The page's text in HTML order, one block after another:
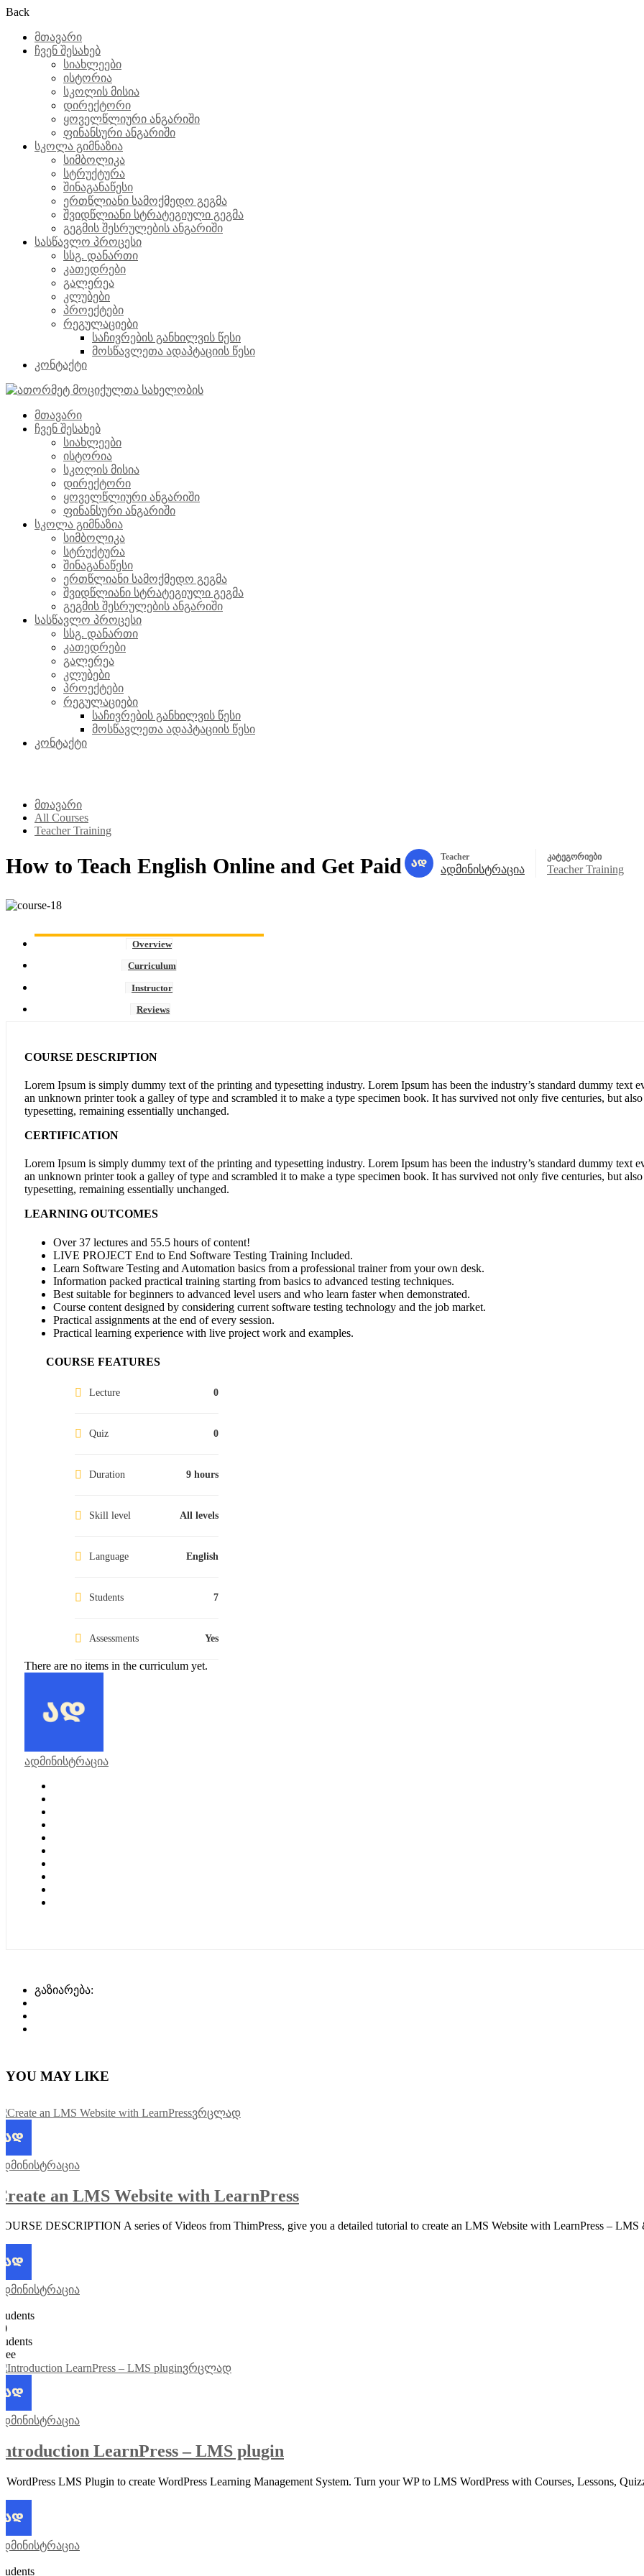
Back
მთავარი
ჩვენ შესახებ
სიახლეები
ისტორია
სკოლის მისია
დირექტორი
ყოველწლიური ანგარიში
ფინანსური ანგარიში
სკოლა გიმნაზია
სიმბოლიკა
სტრუქტურა
შინაგანაწესი
ერთწლიანი სამოქმედო გეგმა
შვიდწლიანი სტრატეგიული გეგმა
გეგმის შესრულების ანგარიში
სასწავლო პროცესი
სსგ. დანართი
კათედრები
გალერეა
კლუბები
პროექტები
რეგულაციები
საჩივრების განხილვის წესი
მოსწავლეთა ადაპტაციის წესი
კონტაქტი
მთავარი
ჩვენ შესახებ
სიახლეები
ისტორია
სკოლის მისია
დირექტორი
ყოველწლიური ანგარიში
ფინანსური ანგარიში
სკოლა გიმნაზია
სიმბოლიკა
სტრუქტურა
შინაგანაწესი
ერთწლიანი სამოქმედო გეგმა
შვიდწლიანი სტრატეგიული გეგმა
გეგმის შესრულების ანგარიში
სასწავლო პროცესი
სსგ. დანართი
კათედრები
გალერეა
კლუბები
პროექტები
რეგულაციები
საჩივრების განხილვის წესი
მოსწავლეთა ადაპტაციის წესი
კონტაქტი
მთავარი
All Courses
Teacher Training
How to Teach English Online and Get Paid Teacher
ადმინისტრაცია
კატეგორიები
Teacher Training
Overview
Curriculum
Instructor
Reviews
COURSE DESCRIPTION
Lorem Ipsum is simply dummy text of the printing and typesetting industry. Lorem Ipsum has been the industry’s standard dummy text
an unknown printer took a galley of type and scrambled it to make a type specimen book. It has survived not only five centuries, but
typesetting, remaining essentially unchanged.
CERTIFICATION
Lorem Ipsum is simply dummy text of the printing and typesetting industry. Lorem Ipsum has been the industry’s standard dummy text
an unknown printer took a galley of type and scrambled it to make a type specimen book. It has survived not only five centuries, but
typesetting, remaining essentially unchanged.
LEARNING OUTCOMES
Over 37 lectures and 55.5 hours of content!
LIVE PROJECT End to End Software Testing Training Included.
Learn Software Testing and Automation basics from a professional trainer from your own desk.
Information packed practical training starting from basics to advanced testing techniques.
Best suitable for beginners to advanced level users and who learn faster when demonstrated.
Course content designed by considering current software testing technology and the job market.
Practical assignments at the end of every session.
Practical learning experience with live project work and examples.
COURSE FEATURES
Lecture 0
Quiz 0
Duration 9 hours
Skill level All levels
Language English
Students 7
Assessments Yes
There are no items in the curriculum yet.
ადმინისტრაცია
გაზიარება:
YOU MAY LIKE
ვრცლად
an LMS Website with LearnPress
DESCRIPTION A series of Videos from ThimPress, give you a detailed tutorial to create an LMS Website with LearnPress – LMS
ვრცლად
LearnPress – LMS plugin
WordPress LMS Plugin to create WordPress Learning Management System. Turn your WP to LMS WordPress with Courses, Lessons,